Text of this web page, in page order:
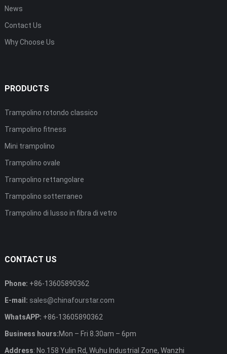
News
Contact Us
Why Choose Us
PRODUCTS
Trampolino rotondo classico
Trampolino fitness
Mini trampolino
Trampolino ovale
Trampolino rettangolare
Trampolino sotterraneo
Trampolino di lusso in fibra di vetro
CONTACT US
Phone: +86-13605890362
E-mail : sales@chinafourstar.com
WhatsAPP: +86-13605890362
Business hours:Mon – Fri 8.30am – 6pm
Address: No.158 Yulin Rd, Wuhu Industrial Zone, Wanzhi